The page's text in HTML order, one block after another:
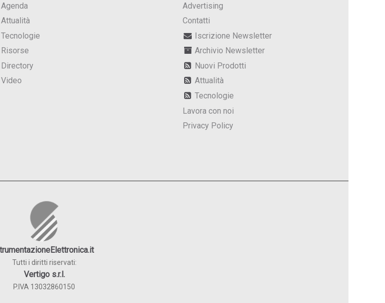
Agenda
Attualità
Tecnologie
Risorse
Directory
Video
Advertising
Contatti
Iscrizione Newsletter
Archivio Newsletter
Nuovi Prodotti
Attualità
Tecnologie
Lavora con noi
Privacy Policy
Tutti i diritti riservati:
Vertigo s.r.l.
P.IVA 13032860150